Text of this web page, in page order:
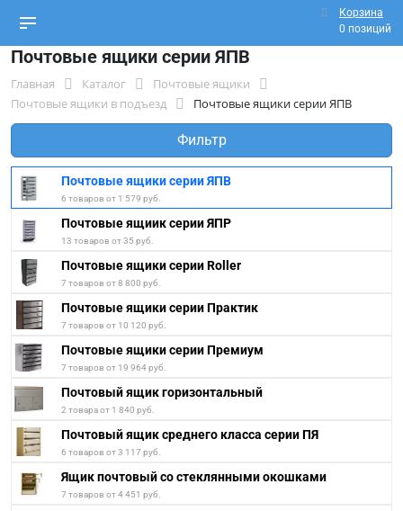
Корзина
0 позиций
Почтовые ящики серии ЯПВ
Главная Каталог
Почтовые ящики
Почтовые ящики в подъезд
Почтовые ящики серии ЯПВ
Фильтр
Почтовые ящики серии ЯПВ
6 товаров от 1 579 руб.
Почтовые ящиик серии ЯПР
13 товаров от 35 руб.
Почтовые ящики серии Roller
7 товаров от 8 800 руб.
Почтовые ящики серии Практик
7 товаров от 10 120 руб.
Почтовые ящики серии Премиум
7 товаров от 19 964 руб.
Почтовый ящик горизонтальный
2 товара от 1 840 руб.
Почтовый ящик среднего класса серии ПЯ
6 товаров от 3 117 руб.
Ящик почтовый со стеклянными окошками
7 товаров от 4 451 руб.